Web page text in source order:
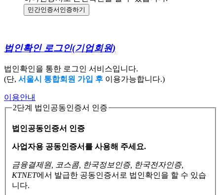
민간인증서 인증하기
법인확인 로그인(기업회원)
법인확인을 통한 로그인 서비스입니다.
(단, 서울시 통합회원 가입 후 이용가능합니다.)
이용안내
2단계 법인공동인증서 인증
법인공동인증서 인증
사업자용 공동인증서를 사용해 주세요.
금융결제원, 코스콤, 한국정보인증, 한국전자인증,
KTNET에서 발급한 공동인증서로 법인확인을 할 수 있습
니다.